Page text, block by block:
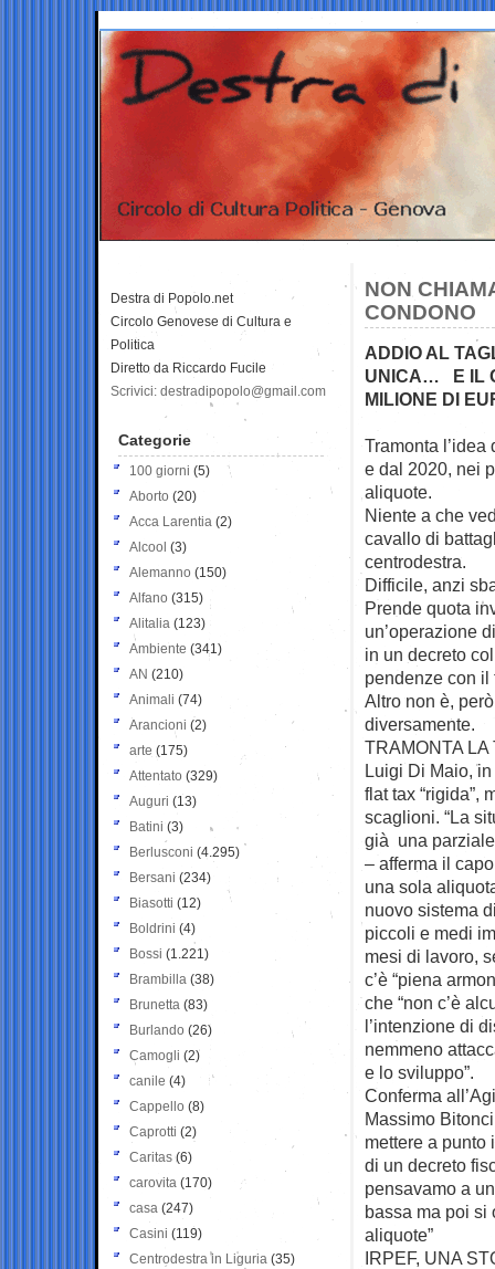
NON
CONDONO
ADDIO AL
UNICA… E IL
MILIONE DI
Tramonta
e dal 2020, nei
aliquote.
Niente a che
cavallo di
centrodestra.
Difficile, anzi
Prende quota
un’operazione
in un decreto
pendenze con il
Altro non è,
diversamente.
TRAMONTA
Luigi Di Maio,
flat tax “rigida”,
scaglioni. “La
già una
– afferma il
una sola
nuovo sistema
piccoli e medi
mesi di lavoro,
c’è “piena
che “non c’è
l’intenzione di
nemmeno
e lo sviluppo”.
Conferma
Massimo
mettere a punto
di un decreto
pensavamo a
bassa ma poi si
aliquote”
IRPEF, UNA
Destra di Popolo.net
Circolo Genovese di Cultura e
Politica
Diretto da Riccardo Fucile
Scrivici: destradipopolo@gmail.com
Categorie
100 giorni (5)
Aborto (20)
Acca Larentia (2)
Alcool (3)
Alemanno (150)
Alfano (315)
Alitalia (123)
Ambiente (341)
AN (210)
Animali (74)
Arancioni (2)
arte (175)
Attentato (329)
Auguri (13)
Batini (3)
Berlusconi (4.295)
Bersani (234)
Biasotti (12)
Boldrini (4)
Bossi (1.221)
Brambilla (38)
Brunetta (83)
Burlando (26)
Camogli (2)
canile (4)
Cappello (8)
Caprotti (2)
Caritas (6)
carovita (170)
casa (247)
Casini (119)
Centrodestra in Liguria (35)